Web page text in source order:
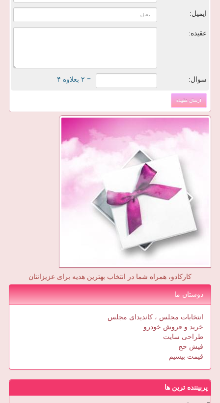
ایمیل:
عقیده:
سوال: = ۲ بعلاوه ۴
کارکادو، همراه شما در انتخاب بهترین هدیه برای عزیزانتان
دوستان ما
انتخابات مجلس ، کاندیدای مجلس
خرید و فروش خودرو
طراحی سایت
فیش حج
قیمت بیسیم
پربیننده ترین ها